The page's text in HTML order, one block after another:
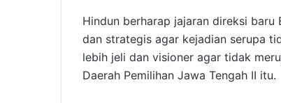
Hindun berharap jajaran direksi
dan strategis agar kejadian serupa
lebih jeli dan visioner agar tidak
Daerah Pemilihan Jawa Tengah II itu.